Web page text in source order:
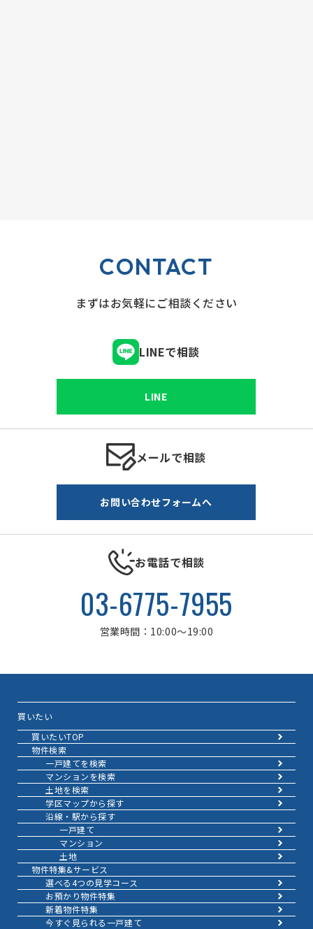
CONTACT
まずはお気軽にご相談ください
LINEで相談
LINE
メールで相談
お問い合わせフォームへ
お電話で相談
03-6775-7955
営業時間：10:00～19:00
買いたい
買いたいTOP
物件検索
一戸建てを検索
マンションを検索
土地を検索
学区マップから探す
沿線・駅から探す
一戸建て
マンション
土地
物件特集&サービス
選べる4つの見学コース
お預かり物件特集
新着物件特集
今すぐ見られる一戸建て